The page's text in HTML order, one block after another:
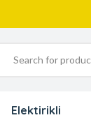
Elektirikli